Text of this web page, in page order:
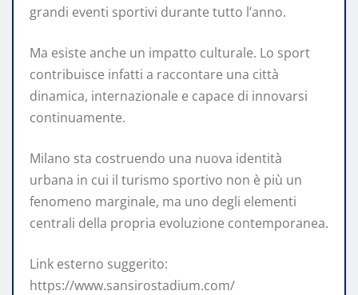
grandi eventi sportivi durante tutto l’anno.
Ma esiste anche un impatto culturale. Lo sport
contribuisce infatti a raccontare una città
dinamica, internazionale e capace di innovarsi
continuamente.
Milano sta costruendo una nuova identità
urbana in cui il turismo sportivo non è più un
fenomeno marginale, ma uno degli elementi
centrali della propria evoluzione contemporanea.
Link esterno suggerito:
https://www.sansirostadium.com/